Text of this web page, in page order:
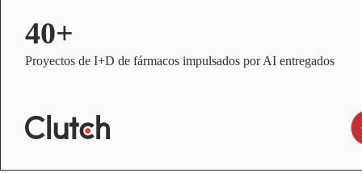
40+
Proyectos de I+D de fármacos impulsados por AI entregados